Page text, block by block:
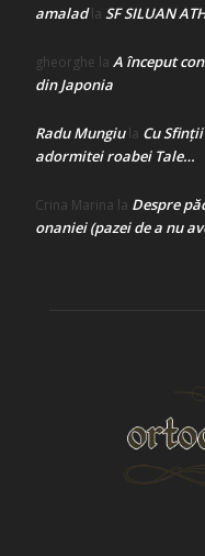
amaladla SF SILUAN
gheorghe la A început
din Japonia
Radu Mungiula Cu
adormitei roabei Tale…
Crina Marina la Despre
onaniei (pazei de a nu